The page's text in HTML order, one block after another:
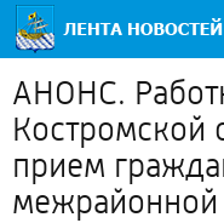
АНОНС.
Костромской
прием
межрайонной